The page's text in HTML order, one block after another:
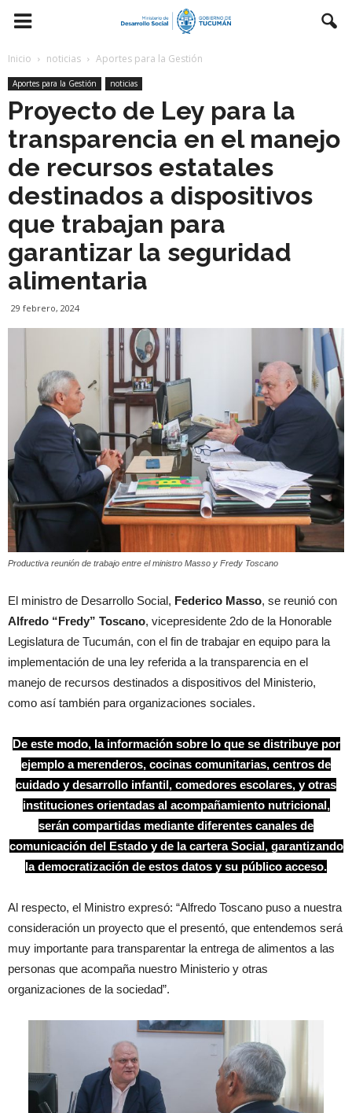
Inicio noticias Aportes para la Gestión
Aportes para la Gestión noticias
Proyecto de Ley para la
transparencia en el manejo
de recursos estatales
destinados a dispositivos
que trabajan para
garantizar la seguridad
alimentaria
29 febrero, 2024
Productiva reunión de trabajo entre el ministro Masso y Fredy Toscano
El ministro de Desarrollo Social, Federico Masso, se reunió con
Alfredo “Fredy” Toscano, vicepresidente 2do de la Honorable
Legislatura de Tucumán, con el fin de trabajar en equipo para la
implementación de una ley referida a la transparencia en el
manejo de recursos destinados a dispositivos del Ministerio,
como así también para organizaciones sociales.
De este modo, la información sobre lo que se distribuye por
ejemplo a merenderos, cocinas comunitarias, centros de
cuidado y desarrollo infantil, comedores escolares, y otras
instituciones orientadas al acompañamiento nutricional,
serán compartidas mediante diferentes canales de
comunicación del Estado y de la cartera Social, garantizando
la democratización de estos datos y su público acceso.
Al respecto, el Ministro expresó: “Alfredo Toscano puso a nuestra
consideración un proyecto que el presentó, que entendemos será
muy importante para transparentar la entrega de alimentos a las
personas que acompaña nuestro Ministerio y otras
organizaciones de la sociedad”.